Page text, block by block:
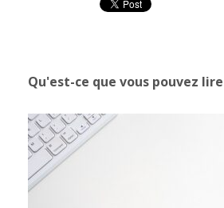
Qu'est-ce que vous pouvez